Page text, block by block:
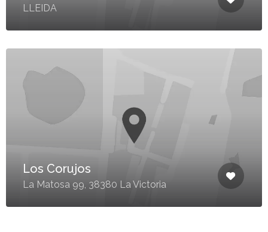
LLEIDA
Los Corujos
La Matosa 99, 38380 La Victoria